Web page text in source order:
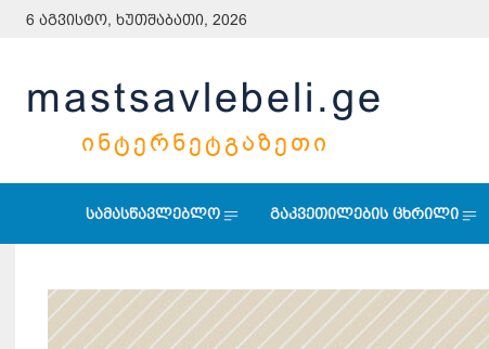
6 აგვისტო, ხუთშაბათი, 2026
mastsavlebeli.ge
ᲘᲜᲢᲔᲠᲜᲔᲢᲒᲐᲖᲔᲗᲘ
სამასწავლებლო გაკვეთილების ცხრილი